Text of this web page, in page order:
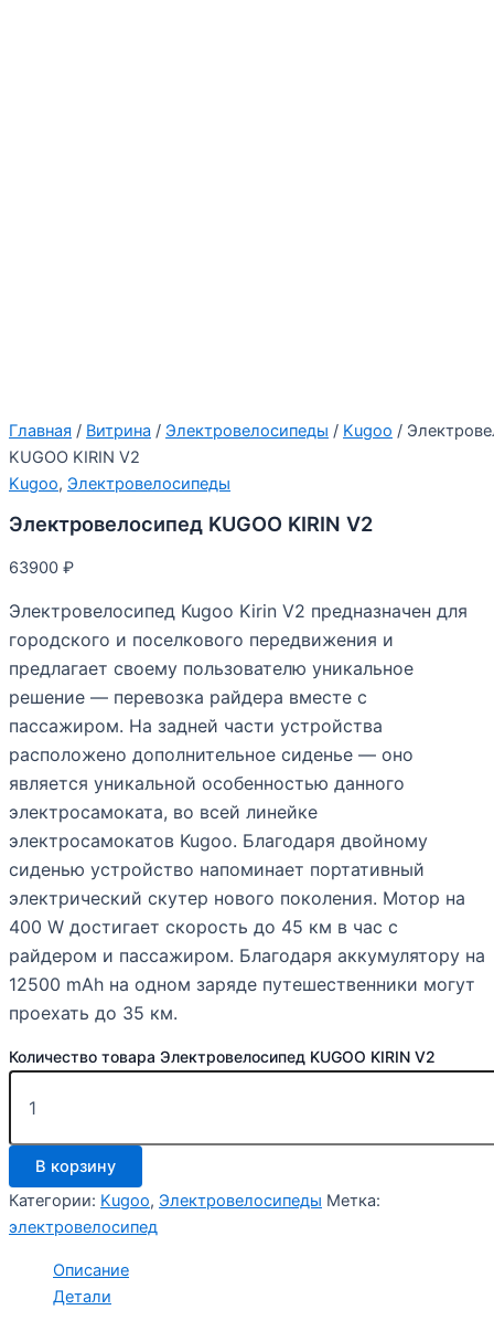
Главная / Витрина / Электровелосипеды / Kugoo /
KUGOO KIRIN V2
Kugoo, Электровелосипеды
Электровелосипед KUGOO KIRIN V2
63900 ₽
Электровелосипед Kugoo Kirin V2 предназначен для
городского и поселкового передвижения и
предлагает своему пользователю уникальное
решение — перевозка райдера вместе с
пассажиром. На задней части устройства
расположено дополнительное сиденье — оно
является уникальной особенностью данного
электросамоката, во всей линейке
электросамокатов Kugoo. Благодаря двойному
сиденью устройство напоминает портативный
электрический скутер нового поколения. Мотор на
400 W достигает скорость до 45 км в час с
райдером и пассажиром. Благодаря аккумулятору на
12500 mAh на одном заряде путешественники могут
проехать до 35 км.
Количество товара Электровелосипед KUGOO KIRIN V2
В корзину
Категории: Kugoo, Электровелосипеды Метка:
электровелосипед
Описание
Детали